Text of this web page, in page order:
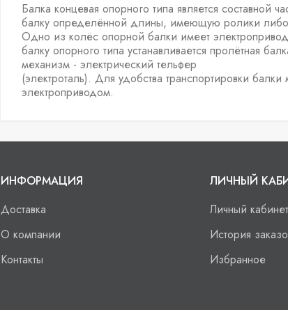
Балка концевая опорного типа является составной
балку определённой длины, имеющую ролики
Одно из колёс опорной балки имеет
балку опорного типа устанавливается пролётная
механизм - электрический тельфер
(электроталь). Для удобства транспортировки
электроприводом.
ИНФОРМАЦИЯ
Доставка
О компании
Контакты
ЛИЧНЫЙ
Личный кабинет
История
Избранное